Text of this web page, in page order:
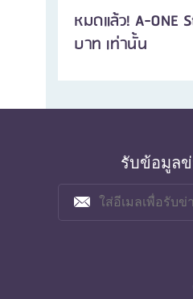
หมดแล้ว! A-
บาท เท่านั้น
รับข้อมูลข่